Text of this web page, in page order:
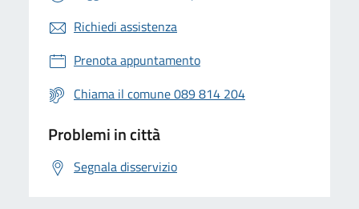
Richiedi assistenza
Prenota appuntamento
Chiama il comune 089 814 204
Problemi in città
Segnala disservizio